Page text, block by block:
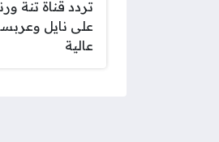
على نايل
عالية